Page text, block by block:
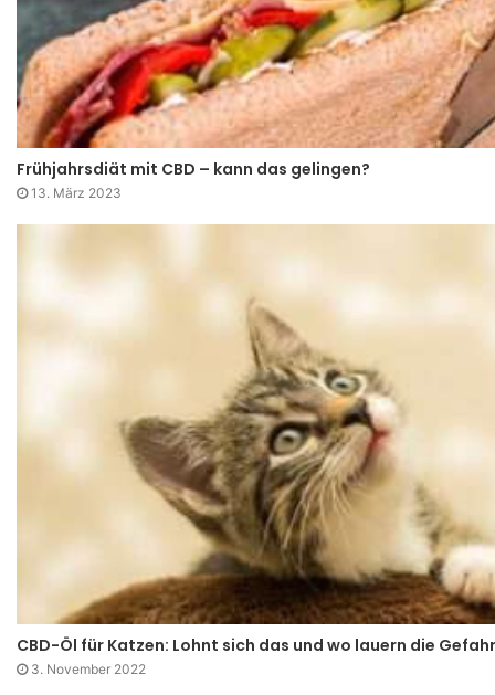
Frühjahrsdiät mit CBD – kann das gelingen?
13. März 2023
CBD-Öl für Katzen: Lohnt sich das und wo lauern die
3. November 2022